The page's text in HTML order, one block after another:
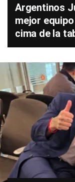
Argentinos
mejor
cima de la